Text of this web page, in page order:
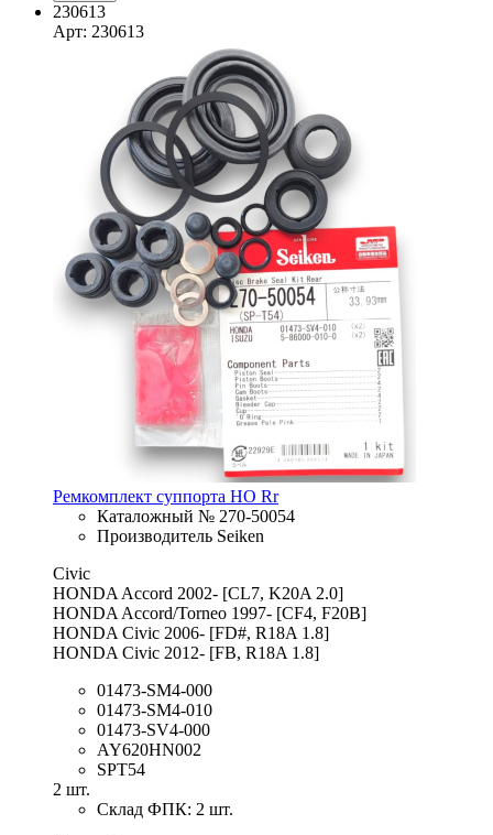
230613
Арт: 230613
Ремкомплект суппорта HO Rr
Каталожный № 270-50054
Производитель Seiken
Civic
HONDA Accord 2002- [CL7, K20A 2.0]
HONDA Accord/Torneo 1997- [CF4, F20B]
HONDA Civic 2006- [FD#, R18A 1.8]
HONDA Civic 2012- [FB, R18A 1.8]
01473-SM4-000
01473-SM4-010
01473-SV4-000
AY620HN002
SPT54
2 шт.
Склад ФПК: 2 шт.